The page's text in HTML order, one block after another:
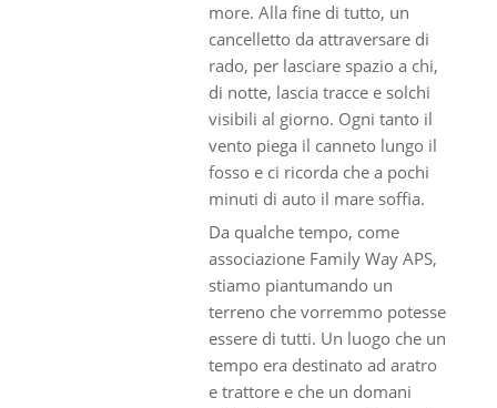
more. Alla fine di tutto, un
cancelletto da attraversare di
rado, per lasciare spazio a chi,
di notte, lascia tracce e solchi
visibili al giorno. Ogni tanto il
vento piega il canneto lungo il
fosso e ci ricorda che a pochi
minuti di auto il mare soffia.
Da qualche tempo, come
associazione Family Way APS,
stiamo piantumando un
terreno che vorremmo potesse
essere di tutti. Un luogo che un
tempo era destinato ad aratro
e trattore e che un domani